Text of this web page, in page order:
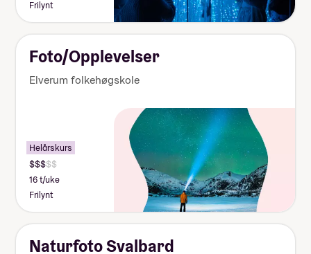
Frilynt
Foto/Opplevelser
Elverum folkehøgskole
Helårskurs
16 t/uke
Frilynt
Naturfoto Svalbard